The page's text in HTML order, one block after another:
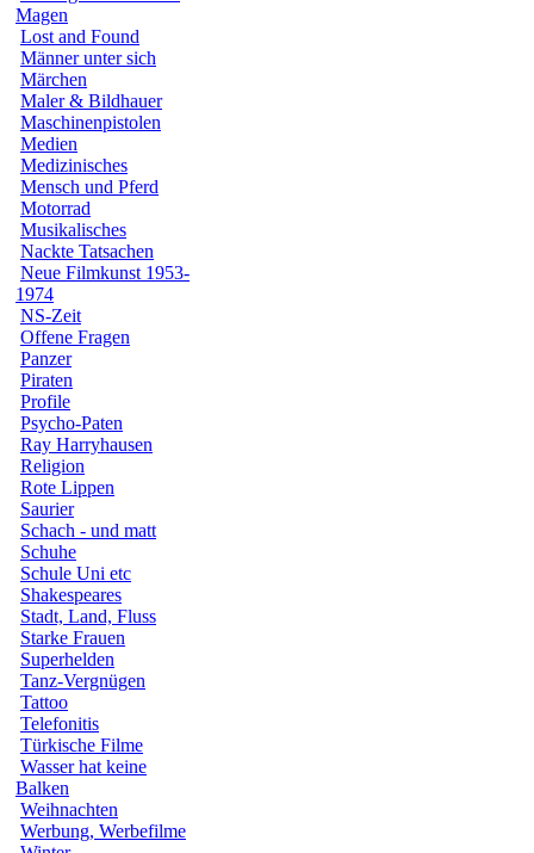
Magen
Lost and Found
Männer unter sich
Märchen
Maler & Bildhauer
Maschinenpistolen
Medien
Medizinisches
Mensch und Pferd
Motorrad
Musikalisches
Nackte Tatsachen
Neue Filmkunst 1953-
1974
NS-Zeit
Offene Fragen
Panzer
Piraten
Profile
Psycho-Paten
Ray Harryhausen
Religion
Rote Lippen
Saurier
Schach - und matt
Schuhe
Schule Uni etc
Shakespeares
Stadt, Land, Fluss
Starke Frauen
Superhelden
Tanz-Vergnügen
Tattoo
Telefonitis
Türkische Filme
Wasser hat keine
Balken
Weihnachten
Werbung, Werbefilme